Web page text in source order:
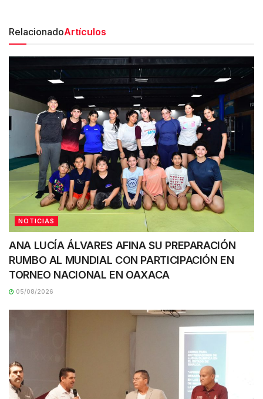
RelacionadoArtículos
NOTICIAS
ANA LUCÍA ÁLVARES AFINA SU PREPARACIÓN
RUMBO AL MUNDIAL CON PARTICIPACIÓN EN
TORNEO NACIONAL EN OAXACA
05/08/2026